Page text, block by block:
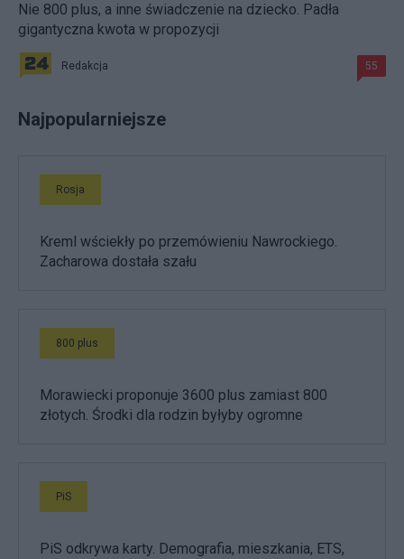
Nie 800 plus, a inne świadczenie na dziecko. Padła
gigantyczna kwota w propozycji
Redakcja 55
Najpopularniejsze
Rosja
Kreml wściekły po przemówieniu Nawrockiego.
Zacharowa dostała szału
800 plus
Morawiecki proponuje 3600 plus zamiast 800
złotych. Środki dla rodzin byłyby ogromne
PiS
PiS odkrywa karty. Demografia, mieszkania, ETS,